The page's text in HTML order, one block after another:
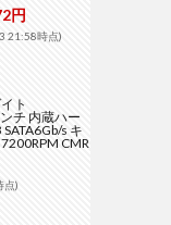
円
21:58時点)
ト
チ 内蔵ハー
s キ
CMR
点)